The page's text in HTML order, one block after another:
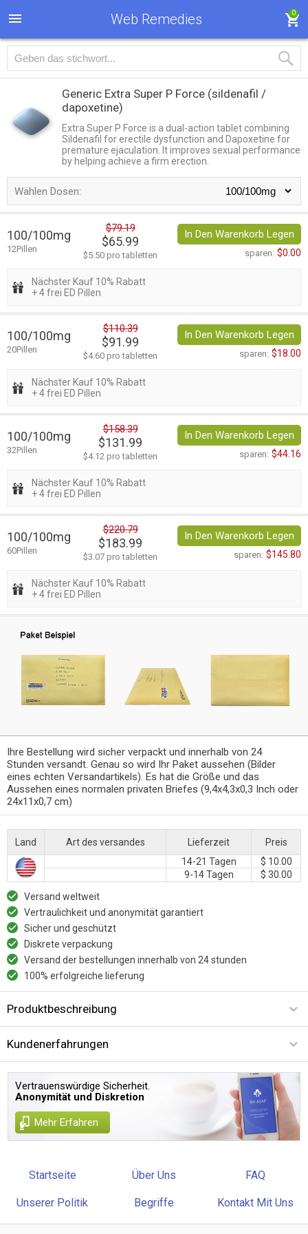
Web Remedies 0
Generic Extra Super P Force (sildenafil /
dapoxetine)
Extra Super P Force is a dual-action tablet combining
Sildenafil for erectile dysfunction and Dapoxetine for
premature ejaculation. It improves sexual performance
by helping achieve a firm erection.
Wählen Dosen:
100/100mg
12Pillen
$79.19
$65.99
$5.50 pro tabletten
In Den Warenkorb Legen
sparen: $0.00
Nächster Kauf 10% Rabatt
+ 4 frei ED Pillen
100/100mg
20Pillen
$110.39
$91.99
$4.60 pro tabletten
In Den Warenkorb Legen
sparen: $18.00
Nächster Kauf 10% Rabatt
+ 4 frei ED Pillen
100/100mg
32Pillen
$158.39
$131.99
$4.12 pro tabletten
In Den Warenkorb Legen
sparen: $44.16
Nächster Kauf 10% Rabatt
+ 4 frei ED Pillen
100/100mg
60Pillen
$220.79
$183.99
$3.07 pro tabletten
In Den Warenkorb Legen
sparen: $145.80
Nächster Kauf 10% Rabatt
+ 4 frei ED Pillen
Ihre Bestellung wird sicher verpackt und innerhalb von 24
Stunden versandt. Genau so wird Ihr Paket aussehen (Bilder
eines echten Versandartikels). Es hat die Größe und das
Aussehen eines normalen privaten Briefes (9,4x4,3x0,3 Inch oder
24x11x0,7 cm)
Land Art des versandes Lieferzeit
Preis
14-21 Tagen
$ 10.00
9-14 Tagen
$ 30.00
Versand weltweit
Vertraulichkeit und anonymität garantiert
Sicher und geschützt
Diskrete verpackung
Versand der bestellungen innerhalb von 24 stunden
100% erfolgreiche lieferung
Produktbeschreibung
Kundenerfahrungen
Vertrauenswürdige Sicherheit.
Anonymität und Diskretion
Mehr Erfahren
Startseite Über Uns FAQ
Unserer Politik Begriffe Kontakt Mit Uns